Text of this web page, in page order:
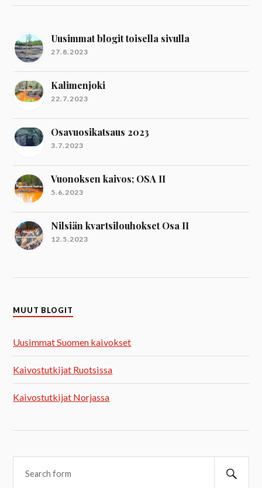
Uusimmat blogit toisella sivulla
27.8.2023
Kalimenjoki
22.7.2023
Osavuosikatsaus 2023
3.7.2023
Vuonoksen kaivos; OSA II
5.6.2023
Nilsiän kvartsilouhokset Osa II
12.5.2023
MUUT BLOGIT
Uusimmat Suomen kaivokset
Kaivostutkijat Ruotsissa
Kaivostutkijat Norjassa